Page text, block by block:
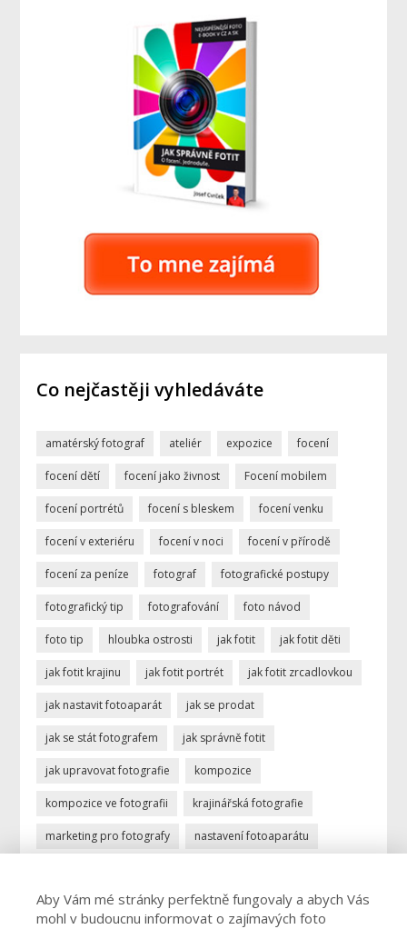
Co nejčastěji vyhledáváte
amatérský fotograf ateliér expozice focení
focení dětí focení jako živnost Focení mobilem
focení portrétů focení s bleskem focení venku
focení v exteriéru focení v noci focení v přírodě
focení za peníze fotograf fotografické postupy
fotografický tip fotografování foto návod
foto tip hloubka ostrosti jak fotit jak fotit děti
jak fotit krajinu jak fotit portrét jak fotit zrcadlovkou
jak nastavit fotoaparát jak se prodat
jak se stát fotografem jak správně fotit
jak upravovat fotografie kompozice
kompozice ve fotografii krajinářská fotografie
marketing pro fotografy nastavení fotoaparátu
profese fotograf profesionální fotograf
Aby Vám mé stránky perfektně fungovaly a abych Vás
mohl v budoucnu informovat o zajímavých foto